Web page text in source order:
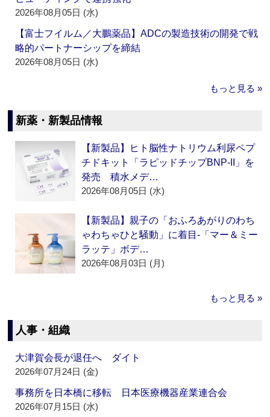
2026年08月05日 (水)
【富士フイルム／大鵬薬品】ADCの製造技術の開発で戦
略的パートナーシップを締結
2026年08月05日 (水)
もっと見る »
新薬・新製品情報
【新製品】ヒト脳性ナトリウム利尿ペプ
チドキット「ラピッドチップBNP-II」を
発売 積水メデ…
2026年08月05日 (水)
【新製品】親子の「おふろあがりのわち
ゃわちゃひと騒動」に着目‐「マー＆ミー
ラッテ」ボデ…
2026年08月03日 (月)
もっと見る »
人事・組織
大津賀会長が退任へ ダイト
2026年07月24日 (金)
事務所を日本橋に移転 日本医療機器産業連合会
2026年07月15日 (水)